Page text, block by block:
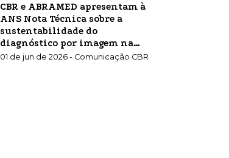
CBR e ABRAMED apresentam à
ANS Nota Técnica sobre a
sustentabilidade do
diagnóstico por imagem na
saúde suplementar
01 de jun de 2026 - Comunicação CBR